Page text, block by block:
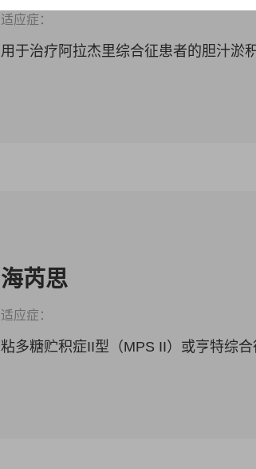
适应症：
用于治疗阿拉杰里综合征患者的胆汁淤
海芮思
适应症：
粘多糖贮积症II型（MPS II）或亨特综合